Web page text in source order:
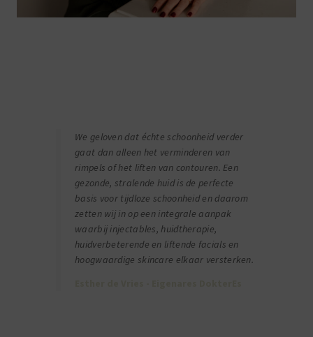
We geloven dat échte schoonheid verder
gaat dan alleen het verminderen van
rimpels of het liften van contouren. Een
gezonde, stralende huid is de perfecte
basis voor tijdloze schoonheid en daarom
zetten wij in op een integrale aanpak
waarbij injectables, huidtherapie,
huidverbeterende en liftende facials en
hoogwaardige skincare elkaar versterken.